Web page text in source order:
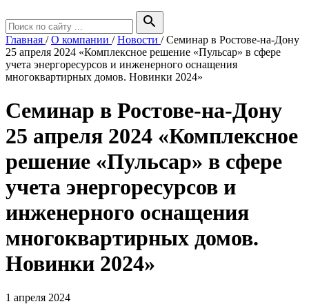
search
Главная /О компании /Новости /Семинар в Ростове-на-Дону
25 апреля 2024 «Комплексное решение «Пульсар» в сфере
учета энергоресурсов и инженерного оснащения
многоквартирных домов. Новинки 2024»
Семинар в Ростове-на-Дону
25 апреля 2024 «Комплексное
решение «Пульсар» в сфере
учета энергоресурсов и
инженерного оснащения
многоквартирных домов.
Новинки 2024»
1 апреля 2024